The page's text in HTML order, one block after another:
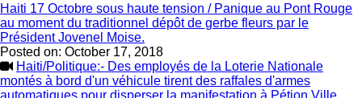
Haiti 17 Octobre sous haute tension / Panique au Pont Rouge
au moment du traditionnel dépôt de gerbe fleurs par le
Président Jovenel Moise.
Posted on: October 17, 2018
Haiti/Politique:- Des employés de la Loterie Nationale
montés à bord d'un véhicule tirent des raffales d'armes
automatiques pour disperser la manifestation à Pétion Ville.